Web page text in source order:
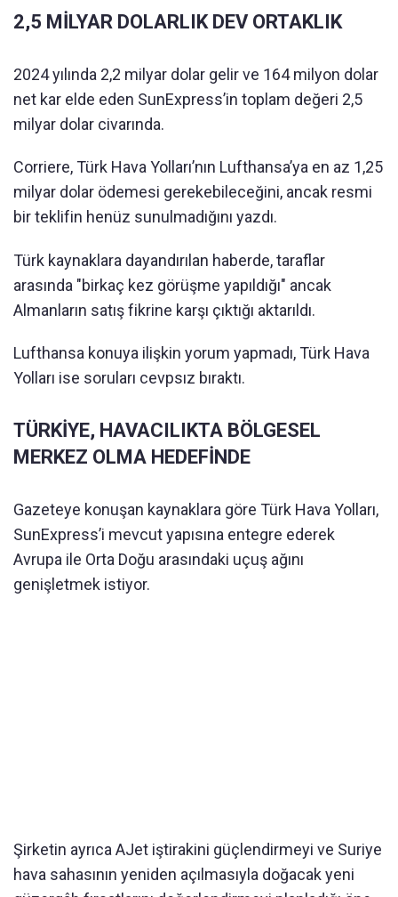
2,5 MİLYAR DOLARLIK DEV ORTAKLIK
2024 yılında 2,2 milyar dolar gelir ve 164 milyon dolar
net kar elde eden SunExpress’in toplam değeri 2,5
milyar dolar civarında.
Corriere, Türk Hava Yolları’nın Lufthansa’ya en az 1,25
milyar dolar ödemesi gerekebileceğini, ancak resmi
bir teklifin henüz sunulmadığını yazdı.
Türk kaynaklara dayandırılan haberde, taraflar
arasında "birkaç kez görüşme yapıldığı" ancak
Almanların satış fikrine karşı çıktığı aktarıldı.
Lufthansa konuya ilişkin yorum yapmadı, Türk Hava
Yolları ise soruları cevpsız bıraktı.
TÜRKİYE, HAVACILIKTA BÖLGESEL
MERKEZ OLMA HEDEFİNDE
Gazeteye konuşan kaynaklara göre Türk Hava Yolları,
SunExpress’i mevcut yapısına entegre ederek
Avrupa ile Orta Doğu arasındaki uçuş ağını
genişletmek istiyor.
Şirketin ayrıca AJet iştirakini güçlendirmeyi ve Suriye
hava sahasının yeniden açılmasıyla doğacak yeni